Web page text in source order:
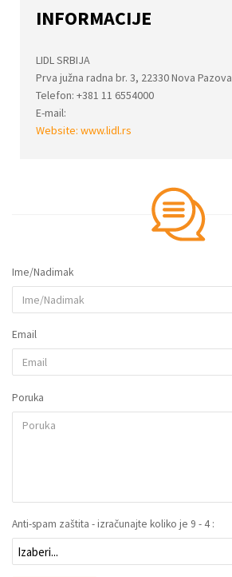
INFORMACIJE
LIDL SRBIJA
Prva južna radna br. 3, 22330 Nova Pazova
Telefon: +381 11 6554000
E-mail:
Website: www.lidl.rs
Ime/Nadimak
Email
Poruka
Anti-spam zaštita - izračunajte koliko je 9 - 4 :